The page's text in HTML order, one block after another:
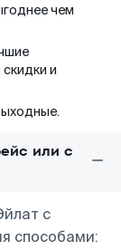
чем
и
или с
с
способами: